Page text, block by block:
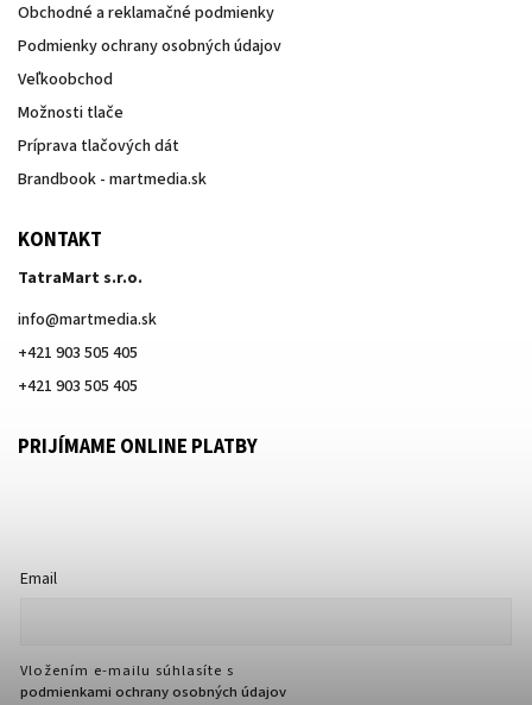
Obchodné a reklamačné podmienky
Podmienky ochrany osobných údajov
Veľkoobchod
Možnosti tlače
Príprava tlačových dát
Brandbook - martmedia.sk
KONTAKT
TatraMart s.r.o.
info@martmedia.sk
+421 903 505 405
+421 903 505 405
PRIJÍMAME ONLINE PLATBY
Email
Vložením e-mailu súhlasíte s
podmienkami ochrany osobných údajov